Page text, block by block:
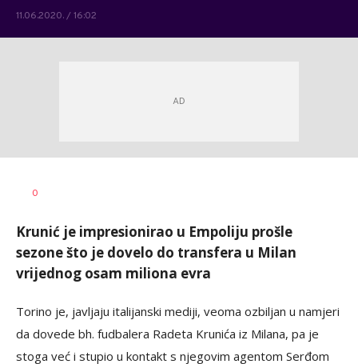
11.06.2020. / 16:02
AUTOR
0
Krunić je impresionirao u Empoliju prošle
sezone što je dovelo do transfera u Milan
vrijednog osam miliona evra
Torino je, javljaju italijanski mediji, veoma ozbiljan u namjeri
da dovede bh. fudbalera Radeta Krunića iz Milana, pa je
stoga već i stupio u kontakt s njegovim agentom Serđom